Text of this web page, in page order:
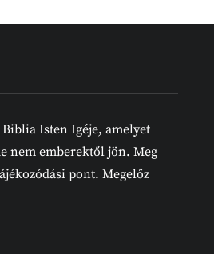
Isten Igéje, amelyet
nem emberektől jön. Meg
pont. Megelőz